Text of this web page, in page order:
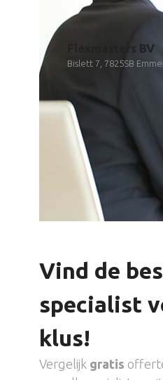
Flexmasters BV
Bislett 7, 7825SB
Vind de
specialist
klus!
Vergelijk gratis